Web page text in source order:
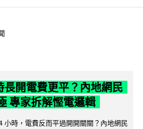
長開電費更平？內地網民
專家拆解慳電邏輯
小時，電費反而平過開開關關？內地網民